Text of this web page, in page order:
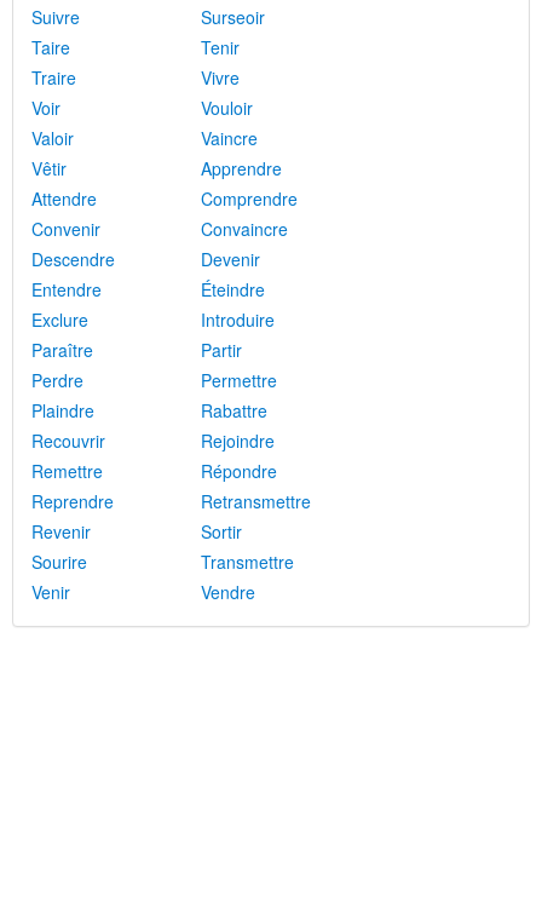
Suivre
Surseoir
Taire
Tenir
Traire
Vivre
Voir
Vouloir
Valoir
Vaincre
Vêtir
Apprendre
Attendre
Comprendre
Convenir
Convaincre
Descendre
Devenir
Entendre
Éteindre
Exclure
Introduire
Paraître
Partir
Perdre
Permettre
Plaindre
Rabattre
Recouvrir
Rejoindre
Remettre
Répondre
Reprendre
Retransmettre
Revenir
Sortir
Sourire
Transmettre
Venir
Vendre